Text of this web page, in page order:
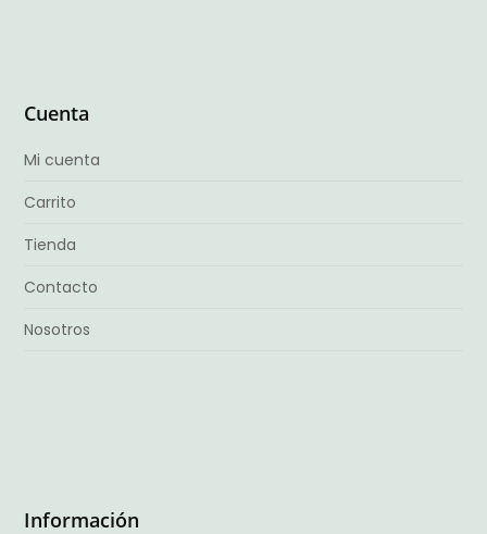
Cuenta
Mi cuenta
Carrito
Tienda
Contacto
Nosotros
Información